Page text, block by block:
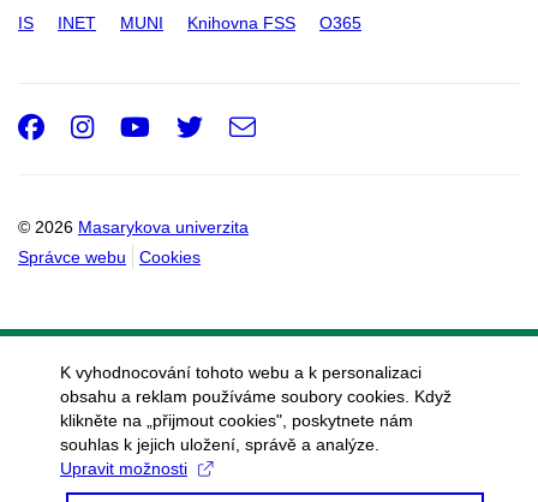
IS INET MUNI Knihovna FSS O365
© 2026 Masarykova univerzita
Správce webu
Cookies
Facebook
Instagram
Youtube
Twitter
e-
K vyhodnocování tohoto webu a k personalizaci
obsahu a reklam používáme soubory cookies. Když
klikněte na „přijmout cookies", poskytnete nám
souhlas k jejich uložení, správě a analýze.
Upravit možnosti